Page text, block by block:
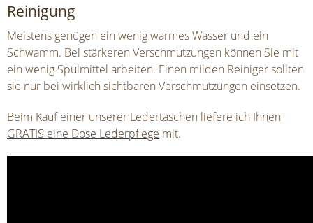
Reinigung
Meistens genügen ein wenig warmes Wasser und ein
Schwamm. Bei stärkeren Verschmutzungen können Sie mit
ein wenig Spülmittel arbeiten. Einen milden Reiniger sollten
sie nur bei wirklich sichtbaren Verschmutzungen einsetzen.
Beim Kauf einer unserer Ledertaschen liefere ich Ihnen
GRATIS eine Dose Lederpflege mit.